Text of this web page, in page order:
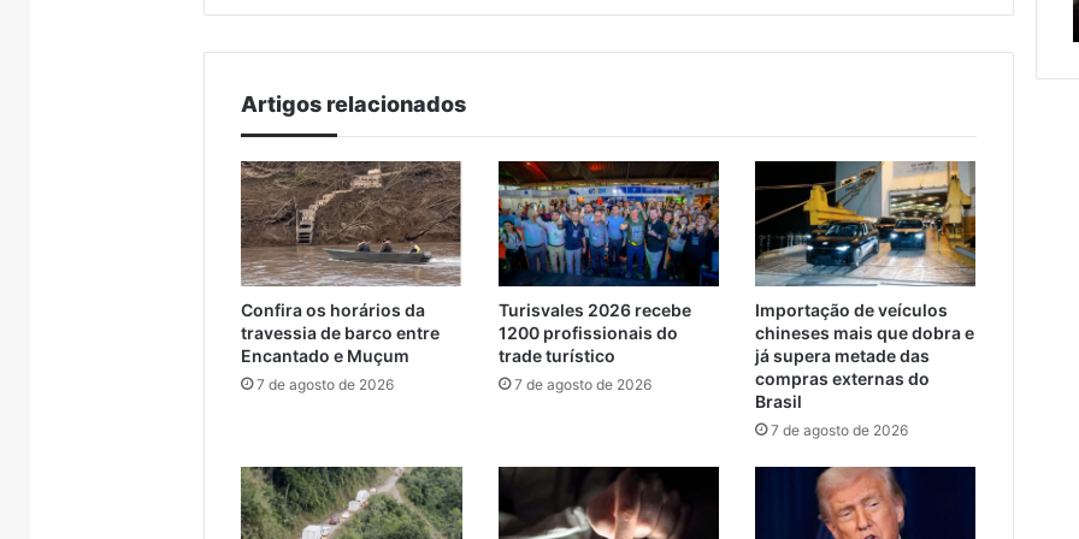
Artigos relacionados
Confira os horários da
travessia de barco entre
Encantado e Muçum
7 de agosto de 2026
Turisvales 2026 recebe
1200 profissionais do
trade turístico
7 de agosto de 2026
Importação de veículos
chineses mais que dobra e
já supera metade das
compras externas do
Brasil
7 de agosto de 2026
trade turístico
supera
externas
do
Brasil
Brasil
serviços
serviços de manutenção